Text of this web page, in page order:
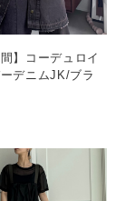
間】コーデュロイ
デニムJK/ブラ